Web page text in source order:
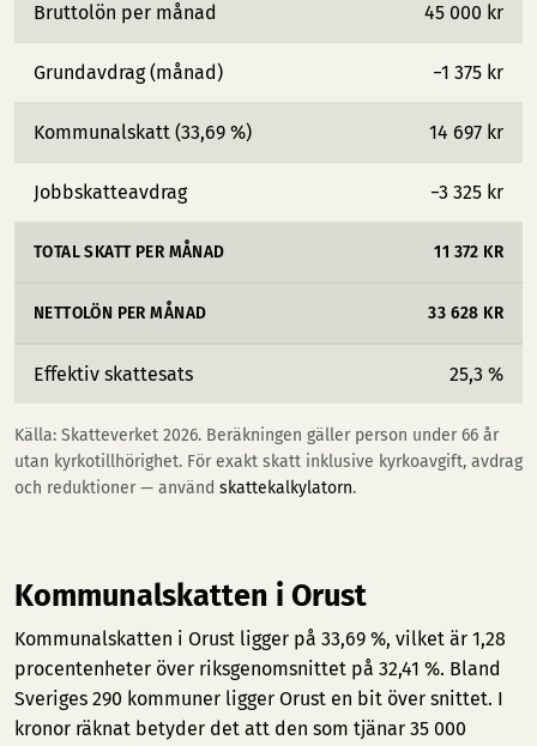
Bruttolön per månad 45 000 kr
Grundavdrag (månad) −1 375 kr
Kommunalskatt (33,69 %) 14 697 kr
Jobbskatteavdrag −3 325 kr
TOTAL SKATT PER MÅNAD 11 372 KR
NETTOLÖN PER MÅNAD 33 628 KR
Effektiv skattesats 25,3 %
Källa: Skatteverket 2026. Beräkningen gäller person under 66 år
utan kyrkotillhörighet. För exakt skatt inklusive kyrkoavgift, avdrag
och reduktioner — använd skattekalkylatorn.
Kommunalskatten i Orust
Kommunalskatten i Orust ligger på 33,69 %, vilket är 1,28
procentenheter över riksgenomsnittet på 32,41 %. Bland
Sveriges 290 kommuner ligger Orust en bit över snittet. I
kronor räknat betyder det att den som tjänar 35 000